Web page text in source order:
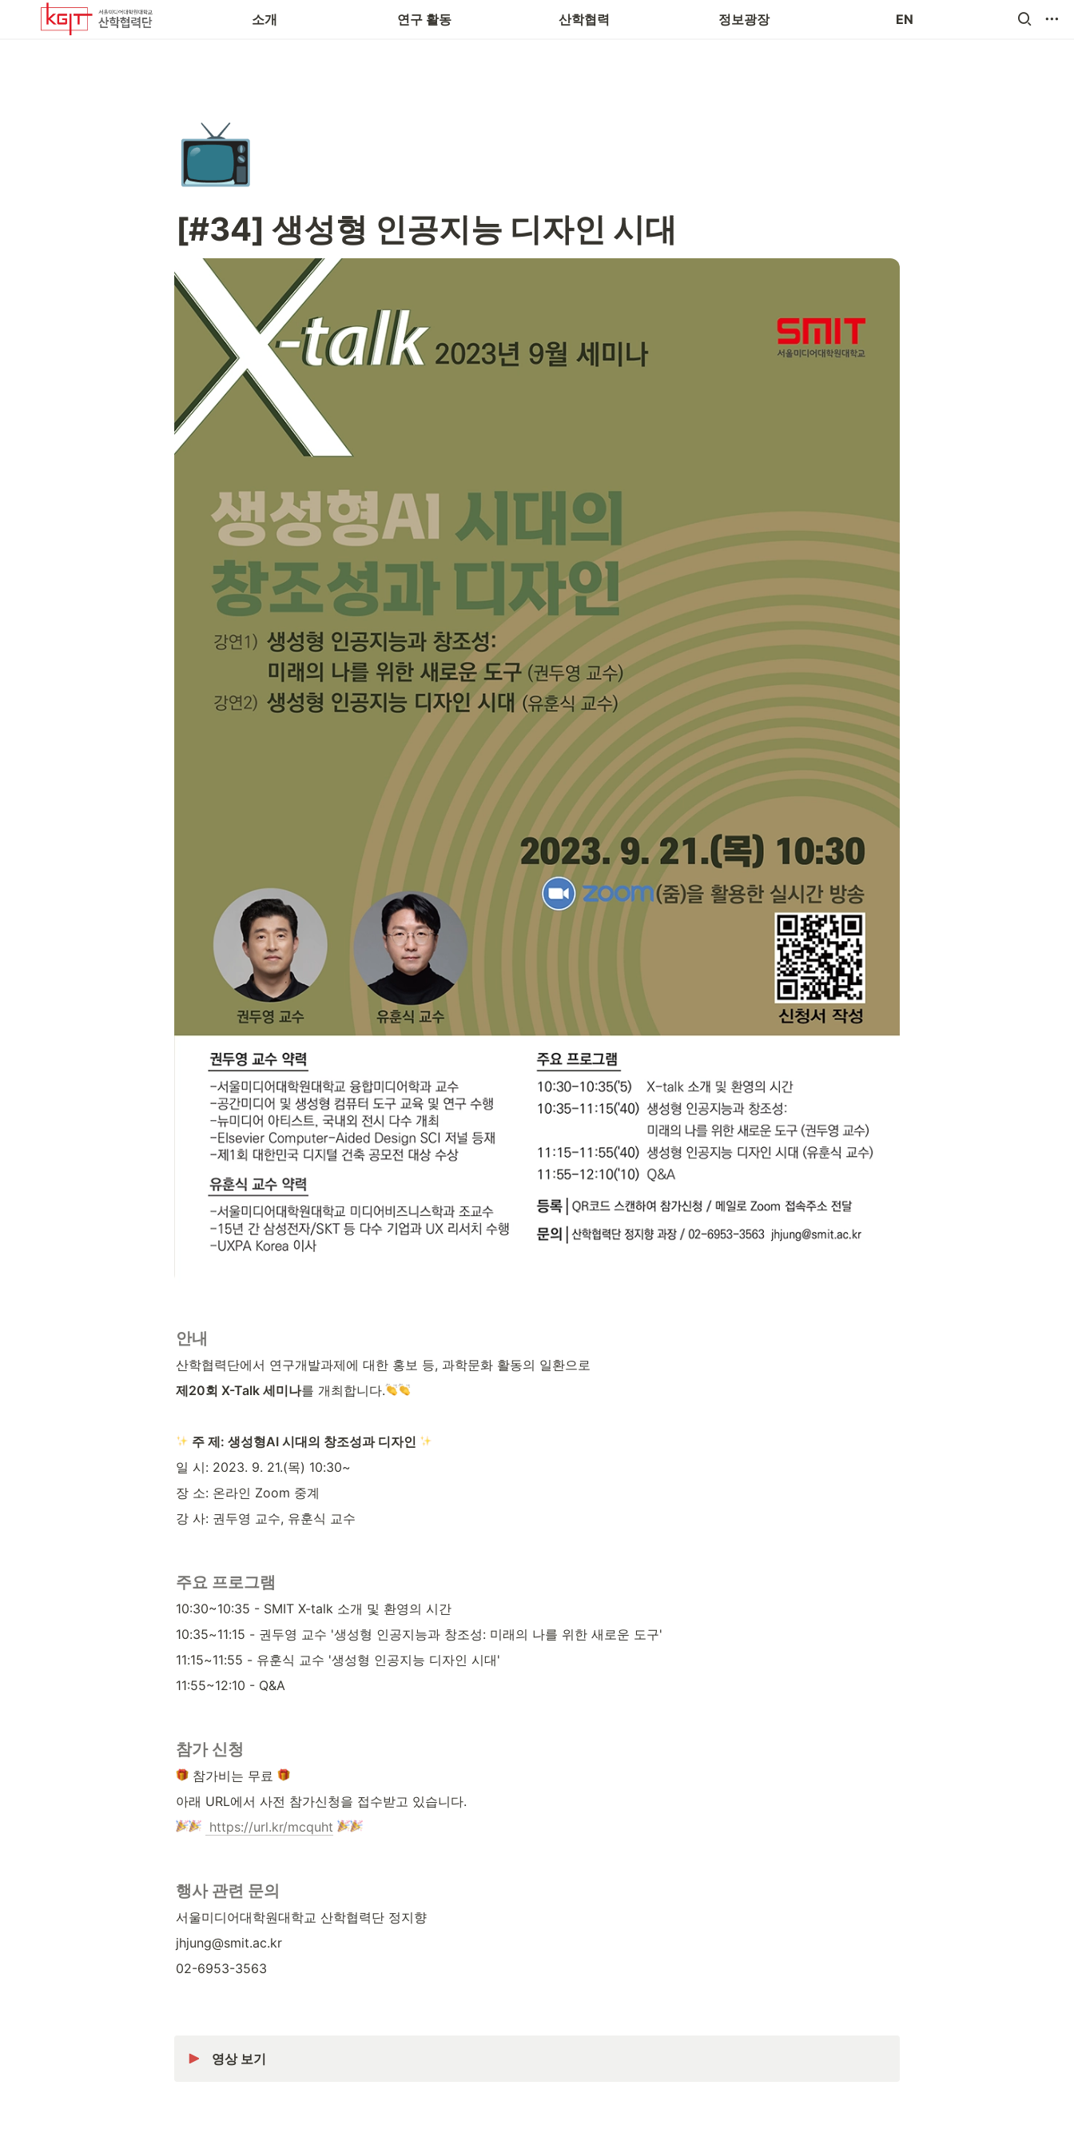
소개 연구 활동 산학협력 정보광장 EN
학생연구자 고충·상담창구 현장애로사항 접수
📺
[#34] 생성형 인공지능 디자인 시대
안내
산학협력단에서 연구개발과제에 대한 홍보 등, 과학문화 활동의 일환으로
제20회 X-Talk 세미나를 개최합니다.
주 제: 생성형AI 시대의 창조성과 디자인
일 시: 2023. 9. 21.(목) 10:30~
장 소: 온라인 Zoom 중계
강 사: 권두영 교수, 유훈식 교수
주요 프로그램
10:30~10:35 - SMIT X-talk 소개 및 환영의 시간
10:35~11:15 - 권두영 교수 '생성형 인공지능과 창조성: 미래의 나를 위한 새로운 도구'
11:15~11:55 - 유훈식 교수 '생성형 인공지능 디자인 시대'
11:55~12:10 - Q&A
참가 신청
참가비는 무료
아래 URL에서 사전 참가신청을 접수받고 있습니다.
https://url.kr/mcquht
행사 관련 문의
서울미디어대학원대학교 산학협력단 정지향
jhjung@smit.ac.kr
02-6953-3563
영상 보기